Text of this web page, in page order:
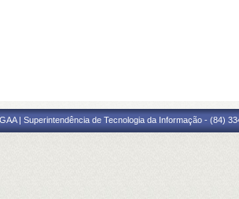
| Superintendência de Tecnologia da Informação - (84)